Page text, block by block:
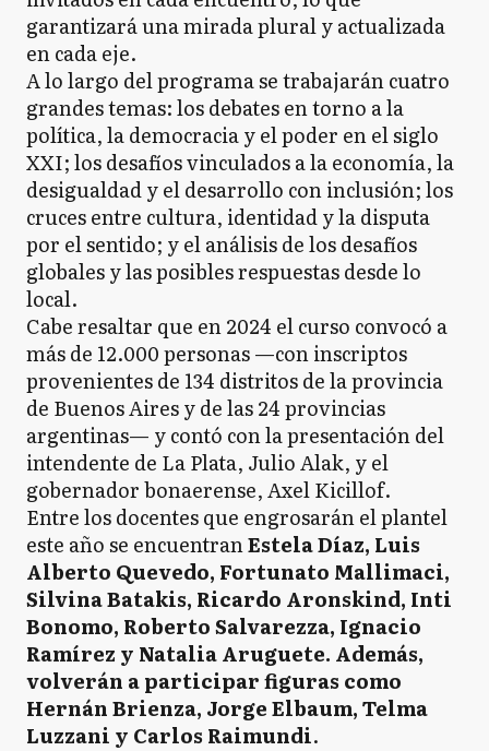
garantizará una mirada plural y actualizada
en cada eje.
A lo largo del programa se trabajarán cuatro
grandes temas: los debates en torno a la
política, la democracia y el poder en el siglo
XXI; los desafíos vinculados a la economía, la
desigualdad y el desarrollo con inclusión; los
cruces entre cultura, identidad y la disputa
por el sentido; y el análisis de los desafíos
globales y las posibles respuestas desde lo
local.
Cabe resaltar que en 2024 el curso convocó a
más de 12.000 personas —con inscriptos
provenientes de 134 distritos de la provincia
de Buenos Aires y de las 24 provincias
argentinas— y contó con la presentación del
intendente de La Plata, Julio Alak, y el
gobernador bonaerense, Axel Kicillof.
Entre los docentes que engrosarán el plantel
este año se encuentranEstela Díaz, Luis
Alberto Quevedo, Fortunato Mallimaci,
Silvina Batakis, Ricardo Aronskind, Inti
Bonomo, Roberto Salvarezza, Ignacio
Ramírez y Natalia Aruguete. Además,
volverán a participar figuras como
Hernán Brienza, Jorge Elbaum, Telma
Luzzani y Carlos Raimundi.